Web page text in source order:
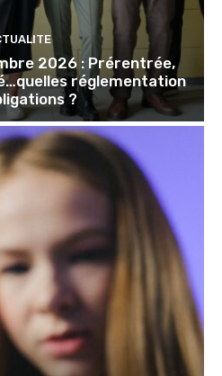
2026 : Prérentrée,
réglementation
?